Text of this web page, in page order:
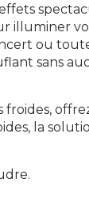
illuminer
ou
sans
la